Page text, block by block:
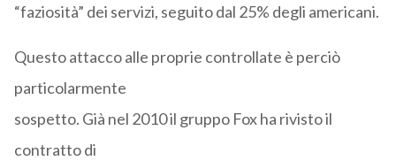
“faziosità” dei servizi, seguito dal 25% degli americani.
Questo attacco alle proprie controllate è perciò
particolarmente
sospetto. Già nel 2010 il gruppo Fox ha rivisto il
contratto di